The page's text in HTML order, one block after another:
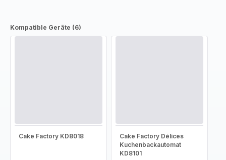
Kompatible Geräte (6)
Cake Factory KD8018
Cake Factory Délices
Kuchenbackautomat
KD8101